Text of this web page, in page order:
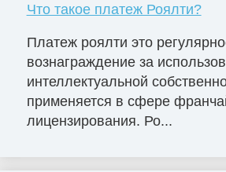
Что такое платеж Роялти?
Платеж роялти это
вознаграждение за
интеллектуальной
применяется в сфере
лицензирования. Ро...